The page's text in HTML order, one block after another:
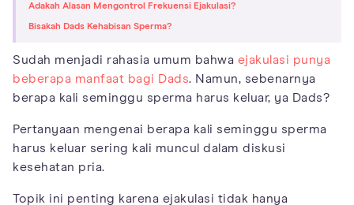
Adakah Alasan Mengontrol Frekuensi Ejakulasi?
Bisakah Dads Kehabisan Sperma?
Sudah menjadi rahasia umum bahwa ejakulasi punya
beberapa manfaat bagi Dads. Namun, sebenarnya
berapa kali seminggu sperma harus keluar, ya Dads?
Pertanyaan mengenai berapa kali seminggu sperma
harus keluar sering kali muncul dalam diskusi
kesehatan pria.
Topik ini penting karena ejakulasi tidak hanya